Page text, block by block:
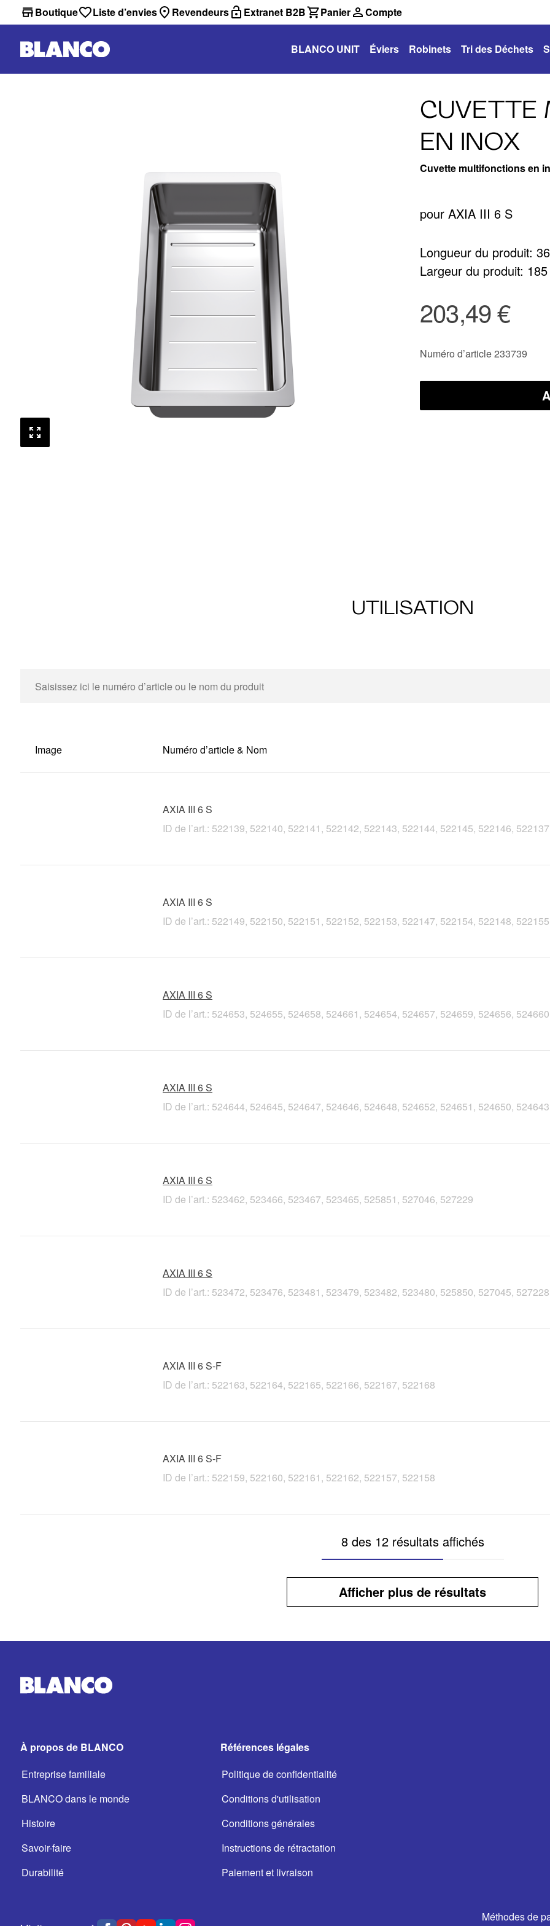
Boutique Liste d’envies Revendeurs Extranet B2B Panier Compte
BLANCO UNIT Éviers Robinets Tri des Déchets
CUVETTE
EN INOX
Cuvette multifonctions en
pour AXIA III 6 S
Longueur du produit:
Largeur du produit:
203,49 €
Numéro d’article 233739
UTILISATION
Image Numéro d’article & Nom
AXIA III 6 S
ID de l’art.: 522139, 522140, 522141, 522142, 522143, 522144, 522145, 522146,
AXIA III 6 S
ID de l’art.: 522149, 522150, 522151, 522152, 522153, 522147, 522154, 522148,
AXIA III 6 S
ID de l’art.: 524653, 524655, 524658, 524661, 524654, 524657, 524659, 524656,
AXIA III 6 S
ID de l’art.: 524644, 524645, 524647, 524646, 524648, 524652, 524651, 524650,
AXIA III 6 S
ID de l’art.: 523462, 523466, 523467, 523465, 525851, 527046, 527229
AXIA III 6 S
ID de l’art.: 523472, 523476, 523481, 523479, 523482, 523480, 525850, 527045, 527228
AXIA III 6 S-F
ID de l’art.: 522163, 522164, 522165, 522166, 522167, 522168
AXIA III 6 S-F
ID de l’art.: 522159, 522160, 522161, 522162, 522157, 522158
8 des 12 résultats affichés
Afficher plus de résultats
À propos de BLANCO
Entreprise familiale
BLANCO dans le monde
Histoire
Savoir-faire
Durabilité
Références légales
Politique de confidentialité
Conditions d'utilisation
Conditions générales
Instructions de rétractation
Paiement et livraison
Méthodes de